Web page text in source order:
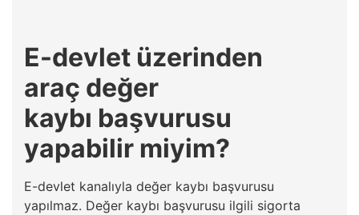
E-devlet üzerinden
araç değer
kaybı başvurusu
yapabilir miyim?
E-devlet kanalıyla değer kaybı başvurusu
yapılmaz. Değer kaybı başvurusu ilgili sigorta